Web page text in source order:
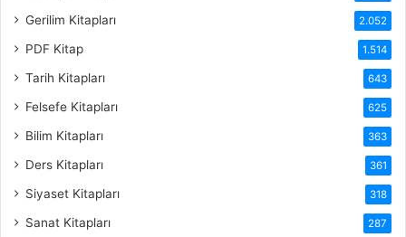
Gerilim Kitapları 2.052
PDF Kitap 1.514
Tarih Kitapları 643
Felsefe Kitapları 625
Bilim Kitapları 363
Ders Kitapları 361
Siyaset Kitapları 318
Sanat Kitapları 287